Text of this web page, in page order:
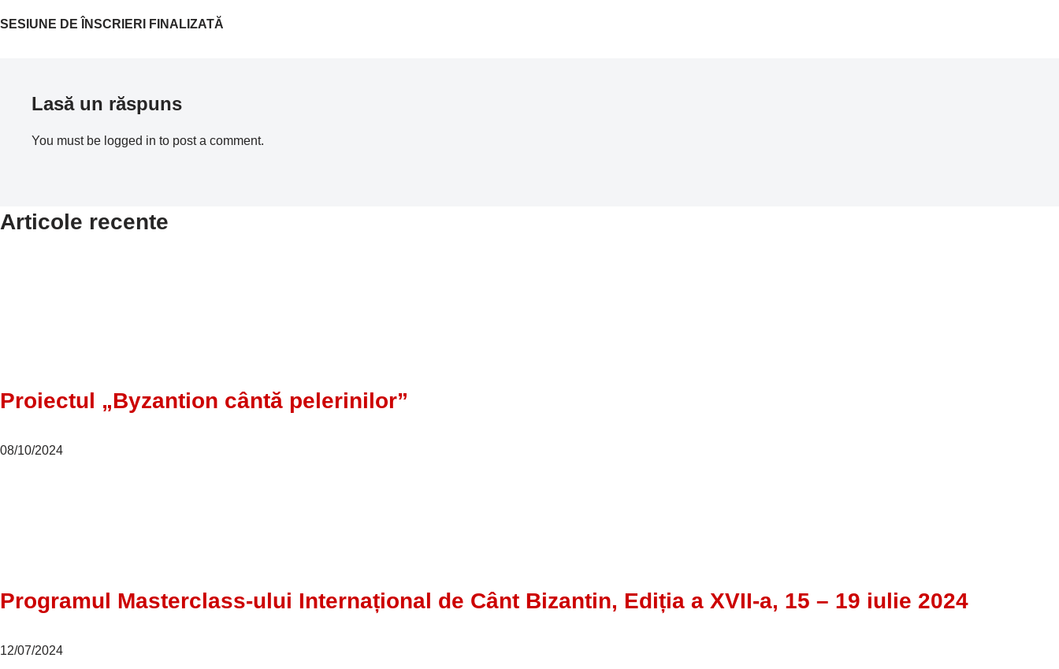
SESIUNE DE ÎNSCRIERI FINALIZATĂ
Lasă un răspuns
You must be logged in to post a comment.
Articole recente
Proiectul „Byzantion cântă pelerinilor”
08/10/2024
Programul Masterclass-ului Internațional de Cânt Bizantin, Ediția a XVII-a, 15 – 19 iulie 2024
12/07/2024